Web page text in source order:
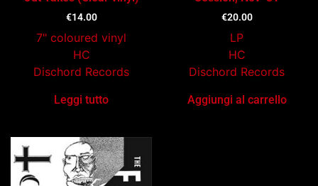
€14.00
7" coloured vinyl
HC
Dischord Records
Leggi tutto
€20.00
LP
HC
Dischord Records
Aggiungi al carrello